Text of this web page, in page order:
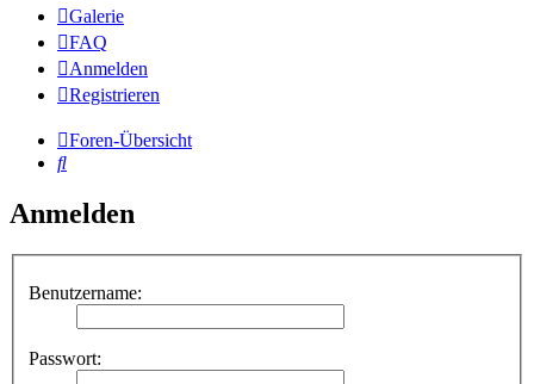
Galerie
FAQ
Anmelden
Registrieren
Foren-Übersicht
Suche
Anmelden
Benutzername:
Passwort: